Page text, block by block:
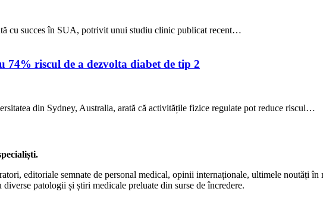
cu succes în SUA, potrivit unui studiu clinic publicat recent…
74% riscul de a dezvolta diabet de tip 2
din Sydney, Australia, arată că activitățile fizice regulate pot reduce riscul…
editoriale semnate de personal medical, opinii internaționale, ultimele noutăți
diverse patologii și știri medicale preluate din surse de încredere.